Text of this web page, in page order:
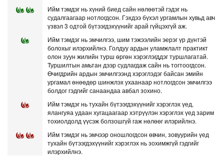
Ийм тэмдэг нь хүний биед сайн нөлөөтэй гэдэг нь
судалгаагаар нотлогдсон. Гэхдээ бүхэл ургамлын хувьд авч
үзвэл 3 одтой бүтээгдэхүүнийг арай гүйцэхгүй аж.
Ийм тэмдэг нь эмчилгээ, шим тэжээлийн эерэг үр дүнтэй
болохыг илэрхийлнэ. Голдуу ардын уламжлалт практикт
олон зуун жилийн турш өргөн хэрэглэгддэг туршлагатай.
Туршилтын амьтан дээр судлагдаж сайн нь тогтоогдсон.
Өчигдрийн ардын эмчилгээнд хэрэглэдэг байсан эмийн
ургамал өнөөдөр шинжлэх ухаанаар нотлогдсон эмчилгээ
болдог гэдгийг санаандаа авбал зохино.
Ийм тэмдэг нь тухайн бүтээгдэхүүнийг хэрэглэх үед,
ялангуяа удаан хугацаагаар хэтрүүлэн хэрэглэх үед зарим
тохиолдолд үүсэж болзошгүй гаж нөлөөг илэрийлнэ.
Ийм тэмдэг нь эмчээр оношлогдсон өвчин, зовуурийн үед
тухайн бүтээгдэхүүнийг хэрэглэх нь зохимжгүй гэдгийг
илэрхийлнэ.